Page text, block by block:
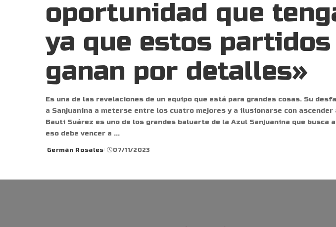
oportunidad que
ya que estos partidos
ganan por detalles»
Es una de las revelaciones de un equipo que está para grandes cosas. Su
a Sanjuanina a meterse entre los cuatro mejores y a ilusionarse con ascender
Bauti Suárez es uno de los grandes baluarte de la Azul Sanjuanina que busca
eso debe vencer a ...
Germán Rosales 07/11/2023